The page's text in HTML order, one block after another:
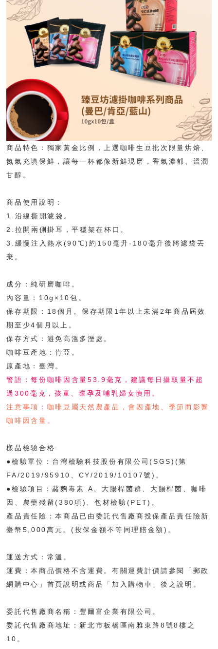
商品特色：獨家黃金比例，上選咖啡生豆批次限量烘焙、
氮氣充填保鮮，讓每一杯都像新鮮現磨，香氣濃郁、溫潤
甘醇。
商品使用說明：
1.沿線撕開濾袋。
2.拉開兩側掛耳，平穩架在杯口。
3.緩慢注入熱水(90℃)約150毫升-180毫升後將濾袋丟
棄。
成分：純研磨咖啡。
內容量：10g×10包。
保存期限：18個月。保存期限1年以上未滿2年商品屆效
期至少4個月以上。
保存方式：避免高溫多溼處。
咖啡豆產地：肯亞。
原產地：臺灣。
警語：每份咖啡因含量53.9毫克，建議每日攝取量不超
過300毫克，孩童、懷孕及哺乳婦女慎用。
注意事項：咖啡豆屬天然農產品，會因產地、季節而影響
咖啡因含量。
樣品檢驗合格:
●檢驗單位：台灣檢驗科技股份有限公司(SGS)(第
FA/2019/95910、CY/2019/10107號)。
●檢驗項目：赭麴毒素 A、大腸桿菌群、大腸桿菌、咖啡
因、農藥殘留(380項)、包材檢驗(PET)。
產品責任險：本商品已由委託代售廠商投保產品責任險新
臺幣5,000萬元。(投保金額不等同理賠金額)。
運送方式：常溫。
運費：本商品價格不含運費。有關運費計價請參閱「郵政
網購中心」首頁說明或商品「加入購物車」後之說明。
委託代售廠商名稱：豐爾富企業有限公司。
委託代售廠商地址：新北市板橋區南雅東路8號8樓之
10。